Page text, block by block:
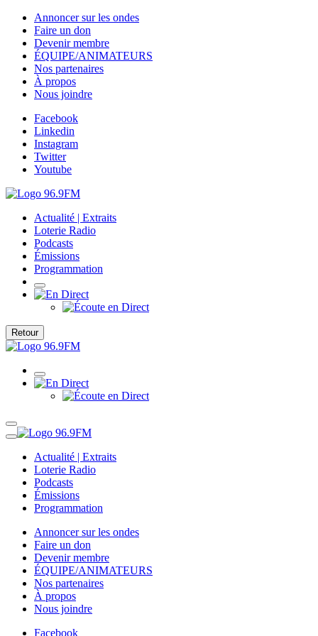
Annoncer sur les ondes
Faire un don
Devenir membre
ÉQUIPE/ANIMATEURS
Nos partenaires
À propos
Nous joindre
Facebook
Linkedin
Instagram
Twitter
Youtube
Actualité | Extraits
Loterie Radio
Podcasts
Émissions
Programmation
Retour
Actualité | Extraits
Loterie Radio
Podcasts
Émissions
Programmation
Annoncer sur les ondes
Faire un don
Devenir membre
ÉQUIPE/ANIMATEURS
Nos partenaires
À propos
Nous joindre
Facebook